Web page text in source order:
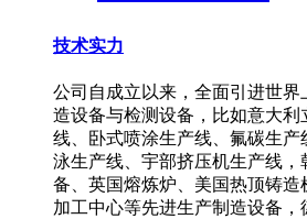
技术实力
公司自成立以来，全面引进世界
造设备与检测设备，比如意大利
线、卧式喷涂生产线、氟碳生产
泳生产线、宇部挤压机生产线，
备、英国熔炼炉、美国热顶铸造
加工中心等先进生产制造设备，